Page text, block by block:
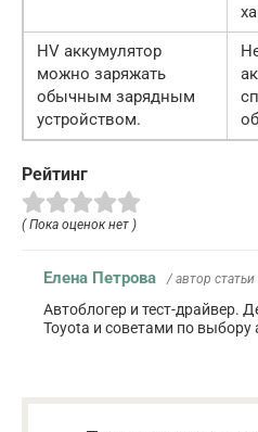
HV аккумулятор
можно заряжать
обычным зарядным
устройством.
Рейтинг
( Пока оценок нет )
Елена Петрова / автор статьи
Автоблогер и тест-драйвер.
Toyota и советами по выбору